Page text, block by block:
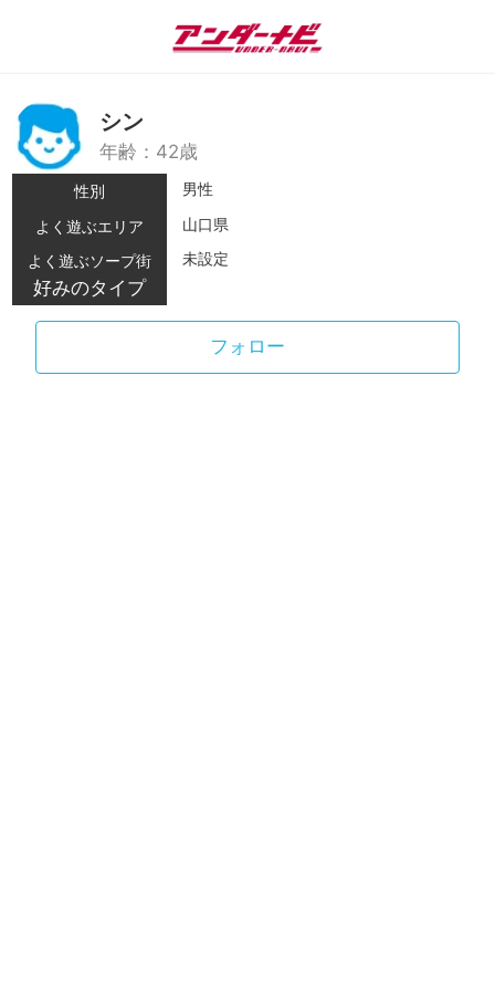
シン
年齢：42歳
性別
男性
よく遊ぶエリア
山口県
よく遊ぶソープ街
未設定
好みのタイプ
フォロー